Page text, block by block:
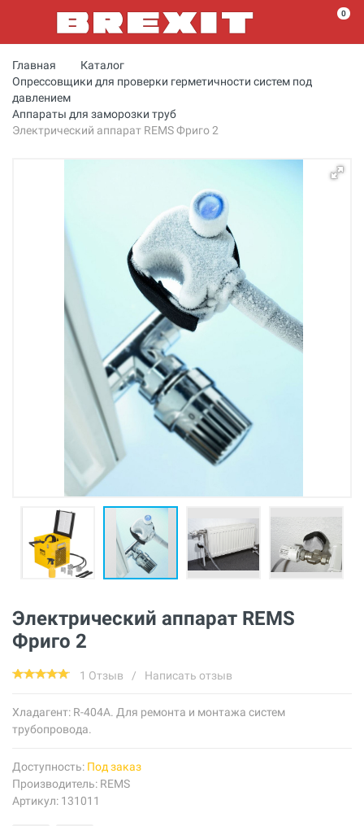
0
Главная
Каталог
Опрессовщики для проверки герметичности систем под
давлением
Аппараты для заморозки труб
Электрический аппарат REMS Фриго 2
Электрический аппарат REMS
Фриго 2
1 Отзыв / Написать отзыв
Хладагент: R-404A. Для ремонта и монтажа систем
трубопровода.
Доступность: Под заказ
Производитель: REMS
Артикул: 131011